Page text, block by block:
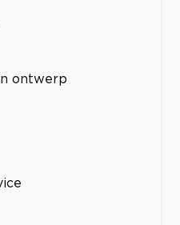
ontwerp